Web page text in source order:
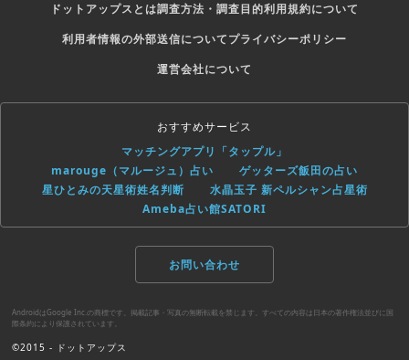
ドットアップスとは調査方法・調査目的利用規約について
利用者情報の外部送信についてプライバシーポリシー
運営会社について
おすすめサービス
マッチングアプリ「タップル」
marouge（マルージュ）占い
ゲッターズ飯田の占い
星ひとみの天星術姓名判断
水晶玉子 新ペルシャン占星術
Ameba占い館SATORI
お問い合わせ
AndroidはGoogle Inc.の商標です。掲載記事・写真の無断転載を禁じます。すべての内容は日本の著作権法並びに国
際条約により保護されています。
©2015 - ドットアップス